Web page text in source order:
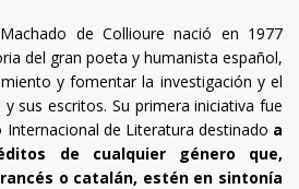
de Collioure nació en 1977
del gran poeta y humanista español,
y fomentar la investigación y el
sus escritos. Su primera iniciativa fue
Internacional de Literatura destinado a
de cualquier género que,
o catalán, estén en sintonía